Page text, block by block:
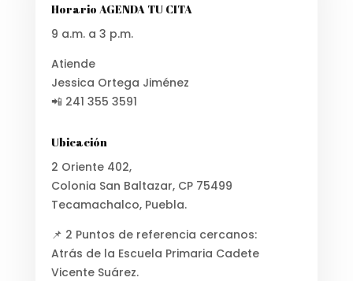
Horario AGENDA TU CITA
9 a.m. a 3 p.m.
Atiende
Jessica Ortega Jiménez
📲 241 355 3591
Ubicación
2 Oriente 402,
Colonia San Baltazar, CP 75499
Tecamachalco, Puebla.
📌 2 Puntos de referencia cercanos:
Atrás de la Escuela Primaria Cadete
Vicente Suárez.